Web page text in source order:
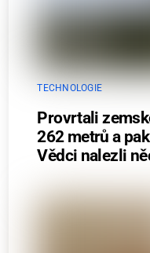
TECHNOLOGIE
Provrtali
262 metrů a
Vědci nalezli